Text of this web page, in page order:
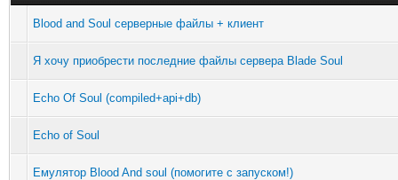
Blood and Soul серверные файлы + клиент
Я хочу приобрести последние файлы сервера Blade Soul
Echo Of Soul (compiled+api+db)
Echo of Soul
Емулятор Blood And soul (помогите с запуском!)